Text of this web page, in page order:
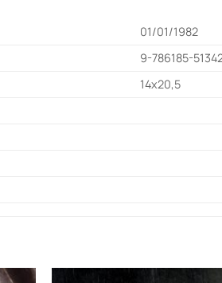
01/01/1982
9-786185-
14x20,5